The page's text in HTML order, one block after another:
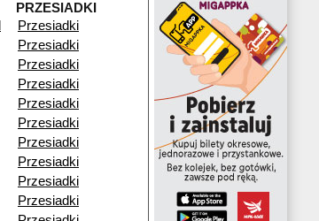
PRZESIADKI
Przesiadki
Przesiadki
Przesiadki
Przesiadki
Przesiadki
Przesiadki
Przesiadki
Przesiadki
Przesiadki
Przesiadki